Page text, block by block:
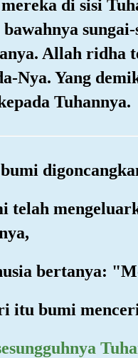
di sisi
Allah ridha
Nya. Yang
Tuhannya.
telah
bertanya:
itu bumi